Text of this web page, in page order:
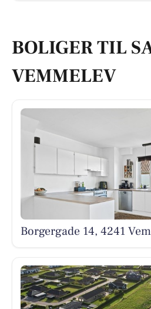
BOLIGER TIL
VEMMELEV
Borgergade 14, 4241